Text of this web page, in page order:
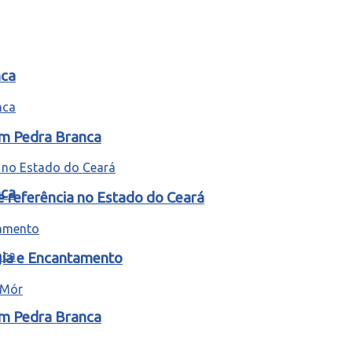
Pedra Branca
Pedra Branca
referência no Estado do Ceará
e Encantamento